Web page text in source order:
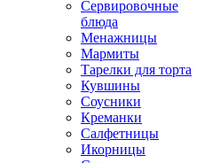
Сервировочные
блюда
Менажницы
Мармиты
Тарелки для торта
Кувшины
Соусники
Креманки
Салфетницы
Икорницы